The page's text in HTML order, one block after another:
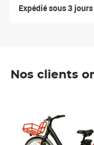
Expédié sous 3 jours
Nos clients